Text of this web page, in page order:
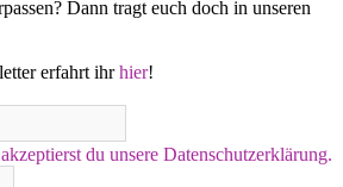
Dann tragt euch doch in unseren
erfahrt ihrhier!
du unsere Datenschutzerklärung.